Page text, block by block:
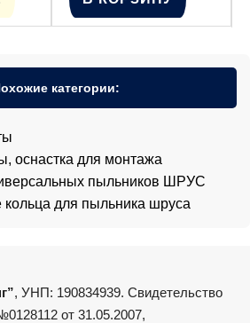
категории:
оснастка для монтажа
пыльников ШРУС
кольца для пыльника шруса
, УНП: 190834939. Свидетельство
от 31.05.2007,